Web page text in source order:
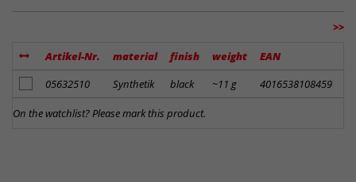
>>
Artikel-Nr. material finish weight EAN
add to notes
05632510 Synthetik black ~11 g 4016538108459
On the watchlist? Please mark this product.